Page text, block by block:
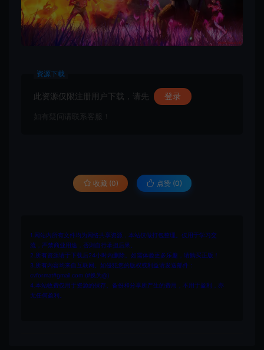
资源下载
此资源仅限注册用户下载，请先 登录
如有疑问请联系客服！
收藏 (0) 点赞 (0)
1.网站内所有文件均为网络共享资源，本站仅做打包整理。仅用于学习交
流，严禁商业用途，否则自行承担后果。
2.所有资源请于下载后24小时内删除。如需体验更多乐趣，请购买正版！
3.所有内容均来自互联网。如侵犯您的版权或利益请发送邮件：
cvformat#gmail.com (#换为@)
4.本站收费仅用于资源的保存、备份和分享所产生的费用，不用于盈利，亦
无任何盈利。